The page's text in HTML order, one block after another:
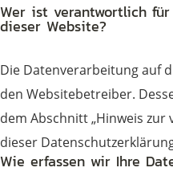
Wer ist verantwortlich
dieser Website?
Die Datenverarbeitung auf
den Websitebetreiber.
dem Abschnitt „Hinweis
dieser
Wie erfassen wir Ihre